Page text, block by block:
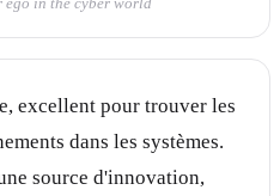
ego in the cyber world
excellent pour trouver les
dans les systèmes.
source d'innovation,